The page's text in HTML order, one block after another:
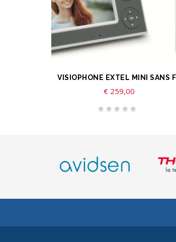
AJOUTER AU PANIER
€ 259,00